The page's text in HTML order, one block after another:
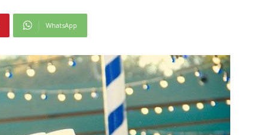
WhatsApp